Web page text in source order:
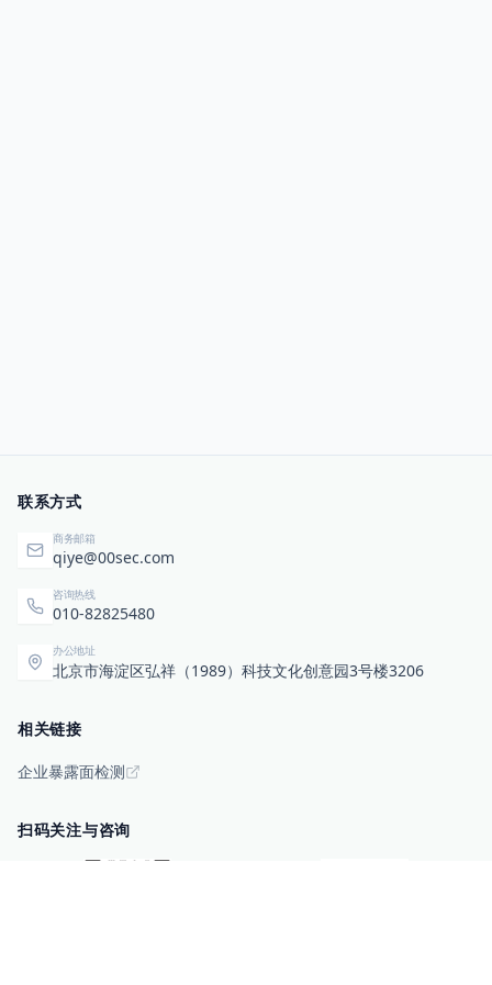
联系方式
商务邮箱
qiye@00sec.com
咨询热线
010-82825480
办公地址
北京市海淀区弘祥（1989）科技文化创意园3号楼3206
相关链接
企业暴露面检测
扫码关注与咨询